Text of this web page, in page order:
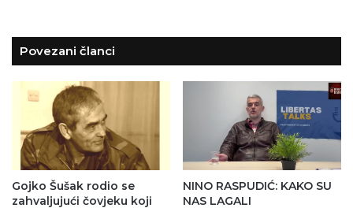
Povezani članci
Gojko Šušak rodio se
zahvaljujući čovjeku koji
NINO RASPUDIĆ: KAKO SU
NAS LAGALI